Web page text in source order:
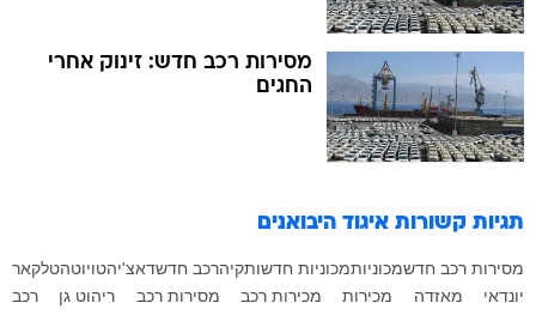
מסירות רכב חדש: זינוק אחרי
החגים
תגיות קשורות איגוד היבואנים
מסירות רכב חדשמכוניותמכוניות חדשותקיהרכב חדשדאצ'יהטויוטהטלקאר
יונדאי
מאזדה מכירות מכירות רכב מסירות רכב ריהוט גן רכב